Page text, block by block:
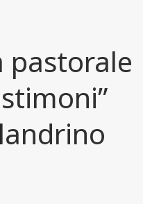
pastorale